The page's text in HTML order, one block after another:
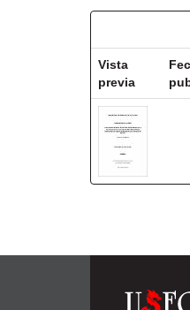
Vista
previa